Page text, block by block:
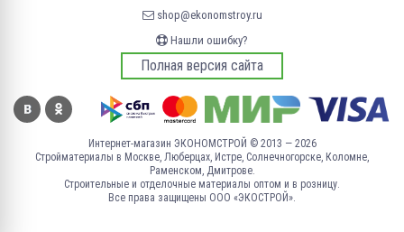
shop@ekonomstroy.ru
Нашли ошибку?
Полная версия сайта
Интернет-магазин ЭКОНОМСТРОЙ © 2013 — 2026
Стройматериалы в Москве, Люберцах, Истре, Солнечногорске, Коломне,
Раменском, Дмитрове.
Строительные и отделочные материалы оптом и в розницу.
Все права защищены ООО «ЭКОСТРОЙ».